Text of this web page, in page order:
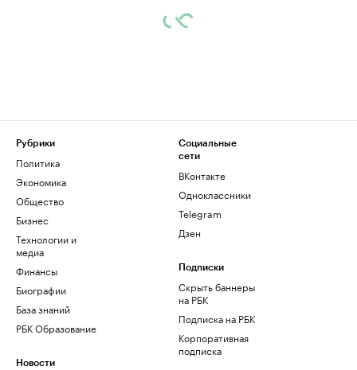
Рубрики
Политика
Экономика
Общество
Бизнес
Технологии и
медиа
Финансы
Биографии
База знаний
РБК Образование
Новости
Социальные
сети
ВКонтакте
Одноклассники
Telegram
Дзен
Подписки
Скрыть баннеры
на РБК
Подписка на РБК
Корпоративная
подписка